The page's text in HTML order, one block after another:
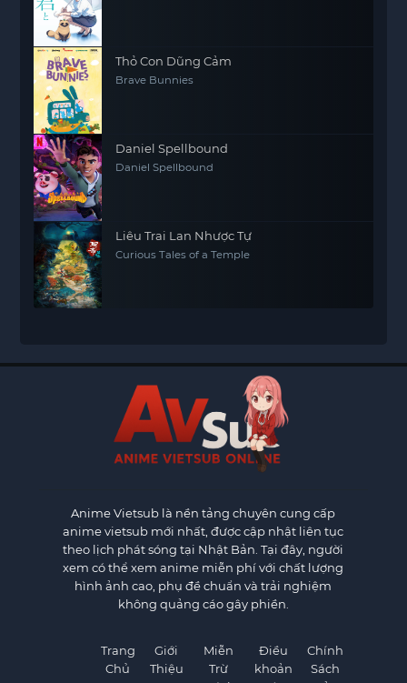
Thỏ Con Dũng Cảm
Brave Bunnies
Daniel Spellbound
Daniel Spellbound
Liêu Trai Lan Nhược Tự
Curious Tales of a Temple
Anime Vietsub là nền tảng chuyên cung cấp
anime vietsub mới nhất, được cập nhật liên tục
theo lịch phát sóng tại Nhật Bản. Tại đây, người
xem có thể xem anime miễn phí với chất lượng
hình ảnh cao, phụ đề chuẩn và trải nghiệm
không quảng cáo gây phiền.
Trang
Chủ
Giới
Thiệu
Miễn
Trừ
Điều
khoản
Chính
Sách